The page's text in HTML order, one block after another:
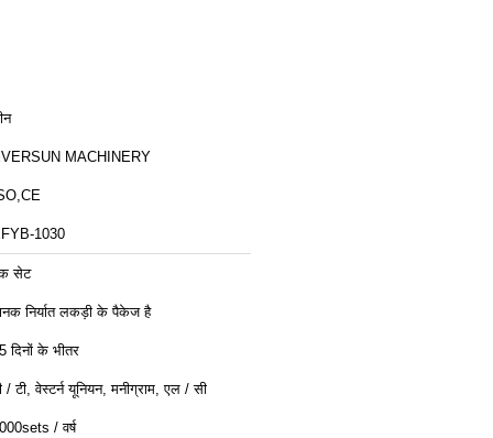
MACHINERY
1030
सेट
निर्यात लकड़ी के पैकेज है
दिनों के भीतर
/ टी, वेस्टर्न यूनियन, मनीग्राम, एल / सी
/ वर्ष